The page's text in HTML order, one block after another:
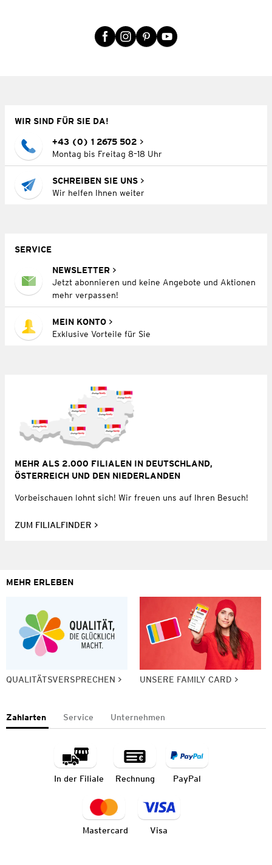
WIR SIND FÜR SIE DA!
+43 (0) 1 2675 502
Montag bis Freitag 8–18 Uhr
SCHREIBEN SIE UNS
Wir helfen Ihnen weiter
SERVICE
NEWSLETTER
Jetzt abonnieren und keine Angebote und Aktionen
mehr verpassen!
MEIN KONTO
Exklusive Vorteile für Sie
MEHR ALS 2.000 FILIALEN IN DEUTSCHLAND,
ÖSTERREICH UND DEN NIEDERLANDEN
Vorbeischauen lohnt sich! Wir freuen uns auf Ihren Besuch!
ZUM FILIALFINDER
MEHR ERLEBEN
QUALITÄTSVERSPRECHEN UNSERE FAMILY CARD
Zahlarten Service Unternehmen
In der Filiale Rechnung PayPal
Mastercard Visa